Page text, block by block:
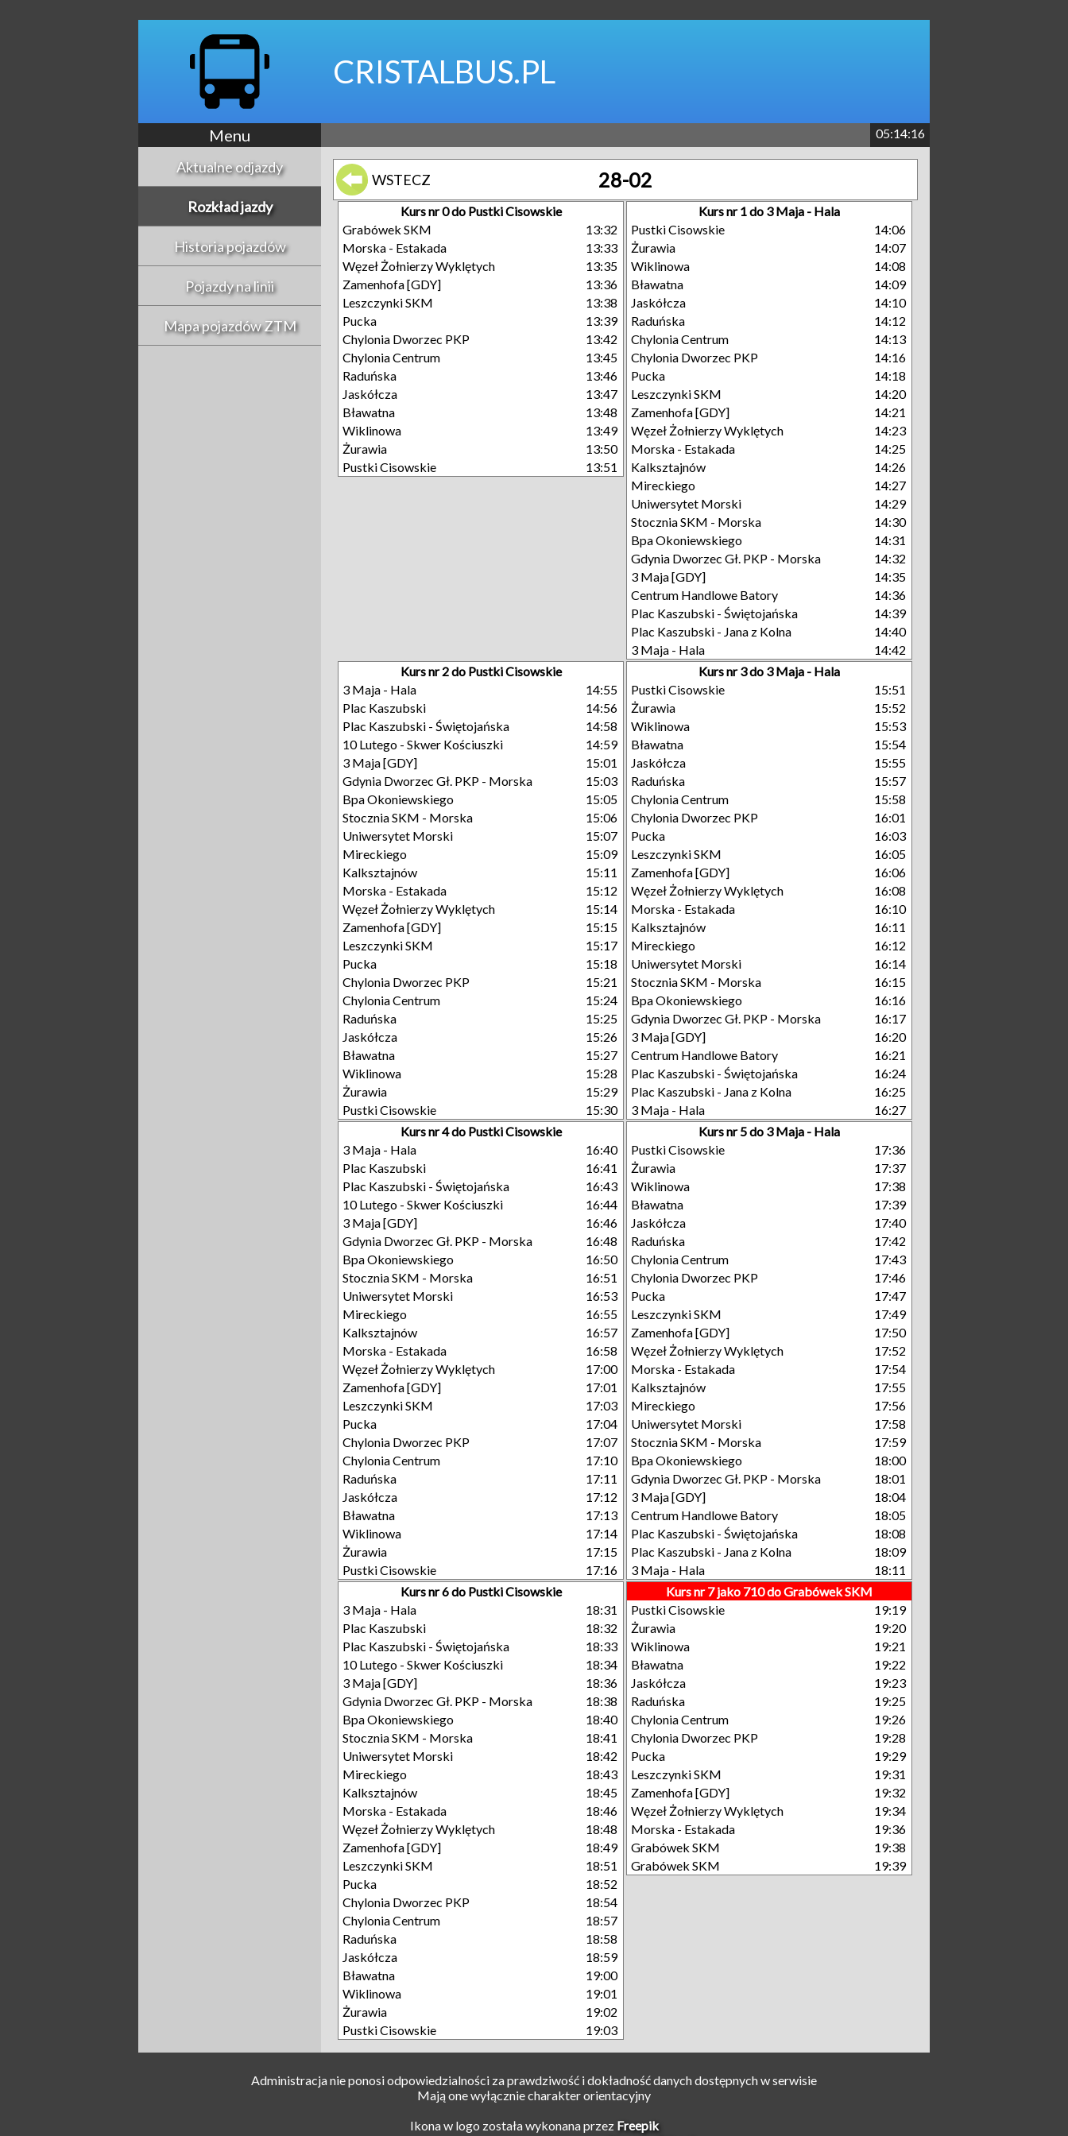
CRISTALBUS.PL
Menu 05:14:16
Aktualne odjazdy
Rozkład jazdy
Historia pojazdów
Pojazdy na linii
Mapa pojazdów ZTM
WSTECZ 28-02
Kurs nr 0 do Pustki Cisowskie
Grabówek SKM
13:32
Morska - Estakada
13:33
Węzeł Żołnierzy Wyklętych
13:35
Zamenhofa [GDY]
13:36
Leszczynki SKM
13:38
Pucka
13:39
Chylonia Dworzec PKP
13:42
Chylonia Centrum
13:45
Raduńska
13:46
Jaskółcza
13:47
Bławatna
13:48
Wiklinowa
13:49
Żurawia
13:50
Pustki Cisowskie
13:51
Kurs nr 1 do 3 Maja - Hala
Pustki Cisowskie
14:06
Żurawia
14:07
Wiklinowa
14:08
Bławatna
14:09
Jaskółcza
14:10
Raduńska
14:12
Chylonia Centrum
14:13
Chylonia Dworzec PKP
14:16
Pucka
14:18
Leszczynki SKM
14:20
Zamenhofa [GDY]
14:21
Węzeł Żołnierzy Wyklętych
14:23
Morska - Estakada
14:25
Kalksztajnów
14:26
Mireckiego
14:27
Uniwersytet Morski
14:29
Stocznia SKM - Morska
14:30
Bpa Okoniewskiego
14:31
Gdynia Dworzec Gł. PKP - Morska
14:32
3 Maja [GDY]
14:35
Centrum Handlowe Batory
14:36
Plac Kaszubski - Świętojańska
14:39
Plac Kaszubski - Jana z Kolna
14:40
3 Maja - Hala
14:42
Kurs nr 2 do Pustki Cisowskie
3 Maja - Hala
14:55
Plac Kaszubski
14:56
Plac Kaszubski - Świętojańska
14:58
10 Lutego - Skwer Kościuszki
14:59
3 Maja [GDY]
15:01
Gdynia Dworzec Gł. PKP - Morska
15:03
Bpa Okoniewskiego
15:05
Stocznia SKM - Morska
15:06
Uniwersytet Morski
15:07
Mireckiego
15:09
Kalksztajnów
15:11
Morska - Estakada
15:12
Węzeł Żołnierzy Wyklętych
15:14
Zamenhofa [GDY]
15:15
Leszczynki SKM
15:17
Pucka
15:18
Chylonia Dworzec PKP
15:21
Chylonia Centrum
15:24
Raduńska
15:25
Jaskółcza
15:26
Bławatna
15:27
Wiklinowa
15:28
Żurawia
15:29
Pustki Cisowskie
15:30
Kurs nr 3 do 3 Maja - Hala
Pustki Cisowskie
15:51
Żurawia
15:52
Wiklinowa
15:53
Bławatna
15:54
Jaskółcza
15:55
Raduńska
15:57
Chylonia Centrum
15:58
Chylonia Dworzec PKP
16:01
Pucka
16:03
Leszczynki SKM
16:05
Zamenhofa [GDY]
16:06
Węzeł Żołnierzy Wyklętych
16:08
Morska - Estakada
16:10
Kalksztajnów
16:11
Mireckiego
16:12
Uniwersytet Morski
16:14
Stocznia SKM - Morska
16:15
Bpa Okoniewskiego
16:16
Gdynia Dworzec Gł. PKP - Morska
16:17
3 Maja [GDY]
16:20
Centrum Handlowe Batory
16:21
Plac Kaszubski - Świętojańska
16:24
Plac Kaszubski - Jana z Kolna
16:25
3 Maja - Hala
16:27
Kurs nr 4 do Pustki Cisowskie
3 Maja - Hala
16:40
Plac Kaszubski
16:41
Plac Kaszubski - Świętojańska
16:43
10 Lutego - Skwer Kościuszki
16:44
3 Maja [GDY]
16:46
Gdynia Dworzec Gł. PKP - Morska
16:48
Bpa Okoniewskiego
16:50
Stocznia SKM - Morska
16:51
Uniwersytet Morski
16:53
Mireckiego
16:55
Kalksztajnów
16:57
Morska - Estakada
16:58
Węzeł Żołnierzy Wyklętych
17:00
Zamenhofa [GDY]
17:01
Leszczynki SKM
17:03
Pucka
17:04
Chylonia Dworzec PKP
17:07
Chylonia Centrum
17:10
Raduńska
17:11
Jaskółcza
17:12
Bławatna
17:13
Wiklinowa
17:14
Żurawia
17:15
Pustki Cisowskie
17:16
Kurs nr 5 do 3 Maja - Hala
Pustki Cisowskie
17:36
Żurawia
17:37
Wiklinowa
17:38
Bławatna
17:39
Jaskółcza
17:40
Raduńska
17:42
Chylonia Centrum
17:43
Chylonia Dworzec PKP
17:46
Pucka
17:47
Leszczynki SKM
17:49
Zamenhofa [GDY]
17:50
Węzeł Żołnierzy Wyklętych
17:52
Morska - Estakada
17:54
Kalksztajnów
17:55
Mireckiego
17:56
Uniwersytet Morski
17:58
Stocznia SKM - Morska
17:59
Bpa Okoniewskiego
18:00
Gdynia Dworzec Gł. PKP - Morska
18:01
3 Maja [GDY]
18:04
Centrum Handlowe Batory
18:05
Plac Kaszubski - Świętojańska
18:08
Plac Kaszubski - Jana z Kolna
18:09
3 Maja - Hala
18:11
Kurs nr 6 do Pustki Cisowskie
3 Maja - Hala
18:31
Plac Kaszubski
18:32
Plac Kaszubski - Świętojańska
18:33
10 Lutego - Skwer Kościuszki
18:34
3 Maja [GDY]
18:36
Gdynia Dworzec Gł. PKP - Morska
18:38
Bpa Okoniewskiego
18:40
Stocznia SKM - Morska
18:41
Uniwersytet Morski
18:42
Mireckiego
18:43
Kalksztajnów
18:45
Morska - Estakada
18:46
Węzeł Żołnierzy Wyklętych
18:48
Zamenhofa [GDY]
18:49
Leszczynki SKM
18:51
Pucka
18:52
Chylonia Dworzec PKP
18:54
Chylonia Centrum
18:57
Raduńska
18:58
Jaskółcza
18:59
Bławatna
19:00
Wiklinowa
19:01
Żurawia
19:02
Pustki Cisowskie
19:03
Kurs nr 7 jako 710 do Grabówek SKM
Pustki Cisowskie
19:19
Żurawia
19:20
Wiklinowa
19:21
Bławatna
19:22
Jaskółcza
19:23
Raduńska
19:25
Chylonia Centrum
19:26
Chylonia Dworzec PKP
19:28
Pucka
19:29
Leszczynki SKM
19:31
Zamenhofa [GDY]
19:32
Węzeł Żołnierzy Wyklętych
19:34
Morska - Estakada
19:36
Grabówek SKM
19:38
Grabówek SKM
19:39
Administracja nie ponosi odpowiedzialności za prawdziwość i dokładność danych dostępnych w serwisie
Mają one wyłącznie charakter orientacyjny
Ikona w logo została wykonana przez Freepik